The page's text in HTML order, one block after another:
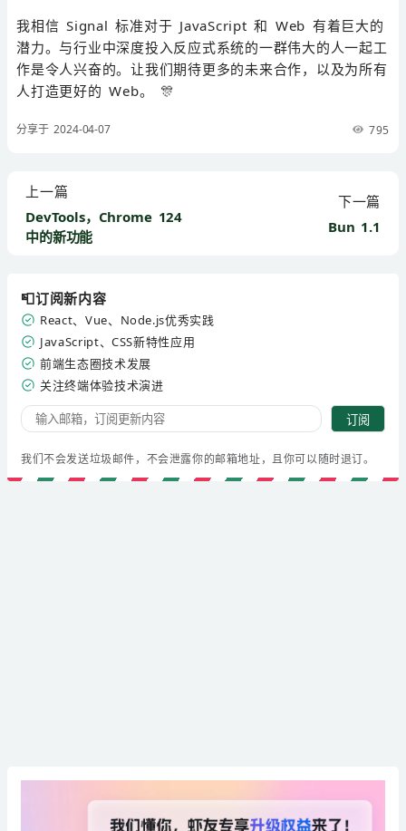
我相信 Signal 标准对于 JavaScript 和 Web 有着巨大的
潜力。与行业中深度投入反应式系统的一群伟大的人一起工
作是令人兴奋的。让我们期待更多的未来合作，以及为所有
人打造更好的 Web。 🎊
分享于 2024-04-07 795
上一篇
DevTools，Chrome 124
中的新功能
下一篇
Bun 1.1
📮订阅新内容
React、Vue、Node.js优秀实践
JavaScript、CSS新特性应用
前端生态圈技术发展
关注终端体验技术演进
订阅
我们不会发送垃圾邮件，不会泄露你的邮箱地址，且你可以随时退订。